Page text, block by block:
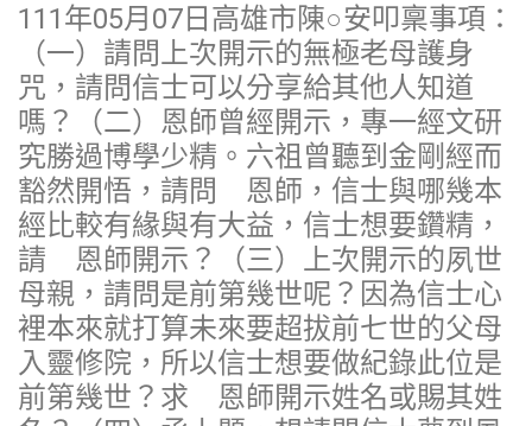
111年05月07日高雄市陳○安叩稟事項：
（一）請問上次開示的無極老母護身
咒，請問信士可以分享給其他人知道
嗎？（二）恩師曾經開示，專一經文研
究勝過博學少精。六祖曾聽到金剛經而
豁然開悟，請問 恩師，信士與哪幾本
經比較有緣與有大益，信士想要鑽精，
請 恩師開示？（三）上次開示的夙世
母親，請問是前第幾世呢？因為信士心
裡本來就打算未來要超拔前七世的父母
入靈修院，所以信士想要做紀錄此位是
前第幾世？求 恩師開示姓名或賜其姓